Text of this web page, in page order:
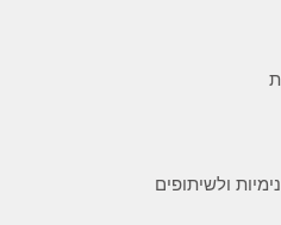
ולשיתופים